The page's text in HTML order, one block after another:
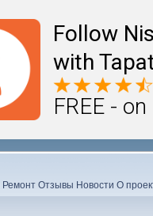
Follow
with
FREE -
Ремонт Отзывы Новости О